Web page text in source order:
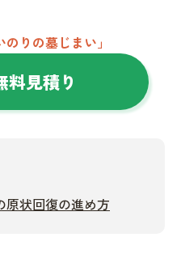
りの墓じまい」
料見積り
原状回復の進め方